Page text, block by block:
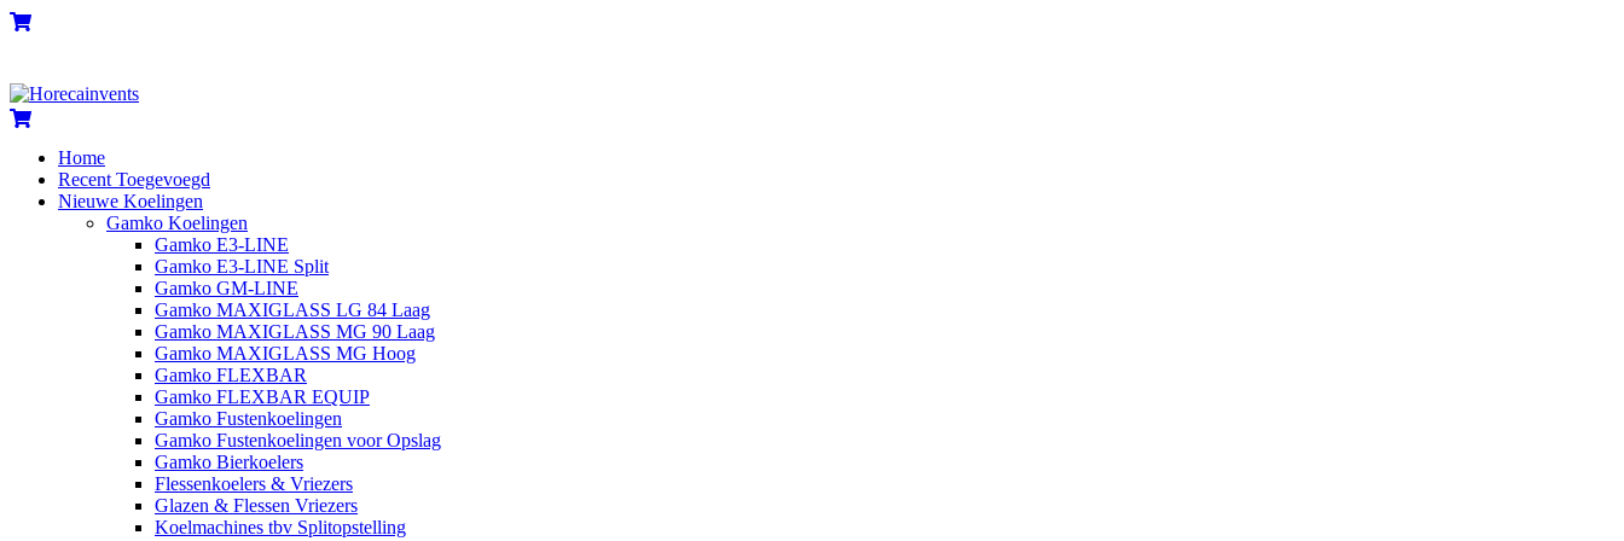
Skip
MenuCart
Cart
Home
Recent Toegevoegd
Nieuwe Koelingen
Gamko Koelingen
Gamko E3-LINE
Gamko E3-LINE Split
Gamko GM-LINE
Gamko MAXIGLASS LG 84 Laag
Gamko MAXIGLASS MG 90 Laag
Gamko MAXIGLASS MG Hoog
Gamko FLEXBAR
Gamko FLEXBAR EQUIP
Gamko Fustenkoelingen
Gamko Fustenkoelingen voor Opslag
Gamko Bierkoelers
Flessenkoelers & Vriezers
Glazen & Flessen Vriezers
Koelmachines tbv Splitopstelling